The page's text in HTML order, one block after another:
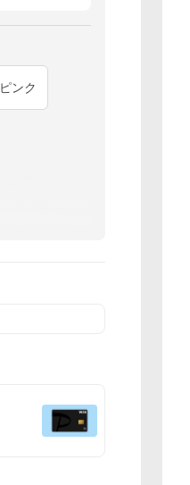
ピンク